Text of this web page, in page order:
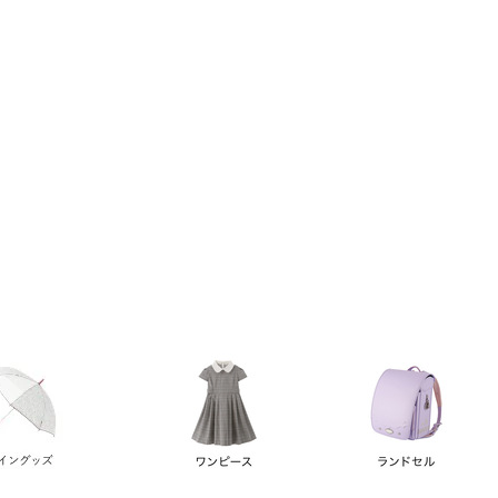
順 価格が高い順 優先度順 レビュー順